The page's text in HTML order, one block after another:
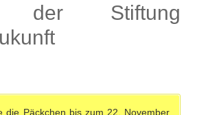
der Stiftung
die Päckchen bis zum 22. November